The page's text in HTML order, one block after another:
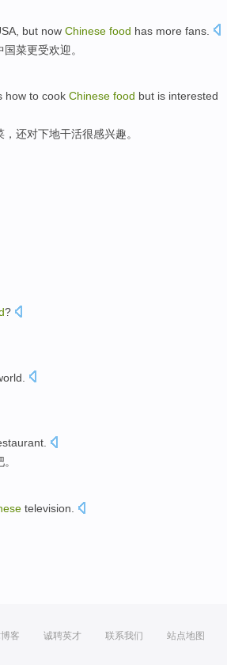
but now Chinese food has more fans.
菜更受欢迎。
how to cook Chinese food but is interested
还对下地干活很感兴趣。
?
.
television
客 诚聘英才 联系我们 站点地图